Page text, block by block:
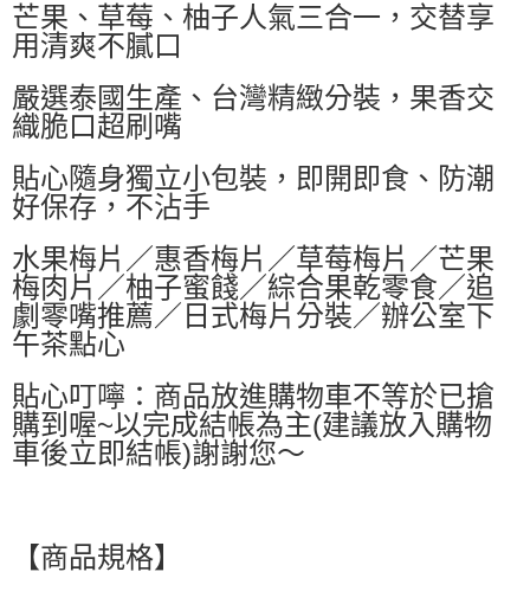
每筆NT$60，滿NT$599(含以上)免運費
付款後萊爾富取貨
每筆NT$60，滿NT$599(含以上)免運費
7-11付款取貨
每筆NT$60，滿NT$599(含以上)免運費
付款後7-11取貨
每筆NT$60，滿NT$599(含以上)免運費
宅配
每筆NT$80，滿NT$799(含以上)免運費
芒果、草莓、柚子人氣三合一，交替享
用清爽不膩口
嚴選泰國生產、台灣精緻分裝，果香交
織脆口超刷嘴
貼心隨身獨立小包裝，即開即食、防潮
好保存，不沾手
水果梅片／惠香梅片／草莓梅片／芒果
梅肉片／柚子蜜餞／綜合果乾零食／追
劇零嘴推薦／日式梅片分裝／辦公室下
午茶點心
貼心叮嚀：商品放進購物車不等於已搶
購到喔~以完成結帳為主(建議放入購物
車後立即結帳)謝謝您～
【商品規格】